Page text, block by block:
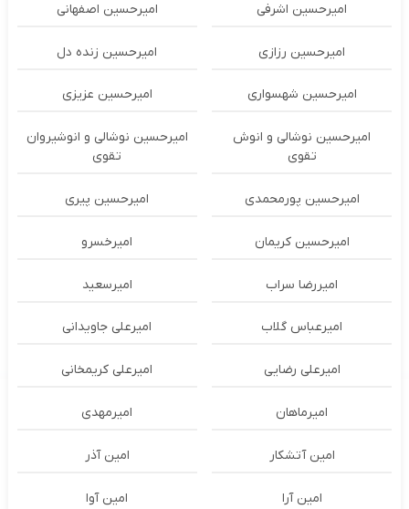
امیرحسین اشرفی امیرحسین اصفهانی
امیرحسین رزازی امیرحسین زنده دل
امیرحسین شهسواری امیرحسین عزیزی
امیرحسین نوشالی و انوش
تقوی
امیرحسین نوشالی و انوشیروان
تقوی
امیرحسین پورمحمدی امیرحسین پیری
امیرحسین کریمان امیرخسرو
امیررضا سراب امیرسعید
امیرعباس گلاب امیرعلی جاویدانی
امیرعلی رضایی امیرعلی کریمخانی
امیرماهان امیرمهدی
امین آتشکار امین آذر
امین آرا امین آوا